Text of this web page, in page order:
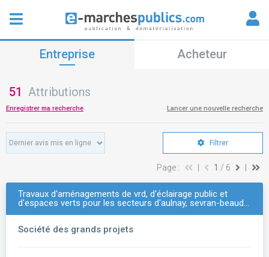
Entreprise Acheteur
51 Attributions
Enregistrer ma recherche Lancer une nouvelle recherche
Filtrer
Page : 1 / 6
Travaux d'aménagements de vrd, d'éclairage public et
d'espaces verts pour les secteurs d'aulnay, sevran-beaud…
Société des grands projets